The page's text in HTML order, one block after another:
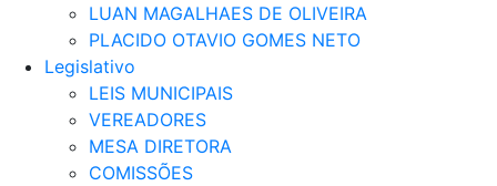
LUAN MAGALHAES DE OLIVEIRA
PLACIDO OTAVIO GOMES NETO
Legislativo
LEIS MUNICIPAIS
VEREADORES
MESA DIRETORA
COMISSÕES